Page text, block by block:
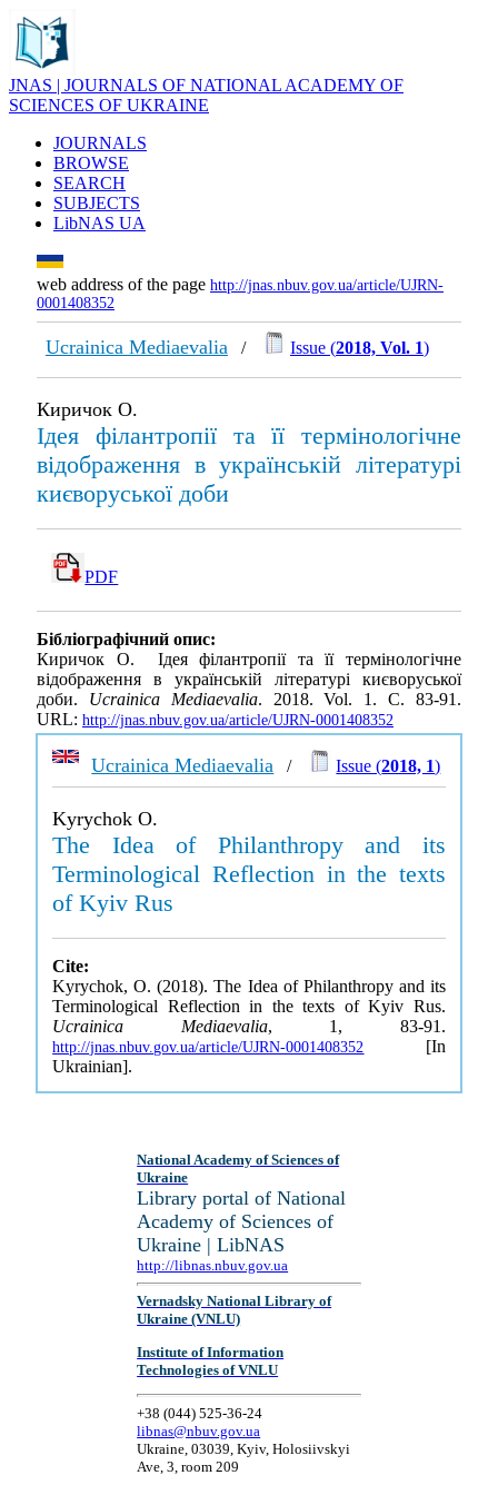
JNAS | JOURNALS OF NATIONAL ACADEMY OF
SCIENCES OF UKRAINE
JOURNALS
BROWSE
SEARCH
SUBJECTS
LibNAS UA
web address of the page http://jnas.nbuv.gov.ua/article/UJRN-
0001408352
Ucrainica Mediaevalia / Issue (2018, Vol. 1)
Киричок О.
Ідея філантропії та її термінологічне
відображення в українській літературі
києворуської доби
PDF
Бібліографічний опис:
Киричок О. Ідея філантропії та її термінологічне
відображення в українській літературі києворуської
доби. Ucrainica Mediaevalia. 2018. Vol. 1. С. 83-91.
URL: http://jnas.nbuv.gov.ua/article/UJRN-0001408352
Ucrainica Mediaevalia / Issue (2018, 1)
Kyrychok O.
The Idea of Philanthropy and its
Terminological Reflection in the texts
of Kyiv Rus
Cite:
Kyrychok, O. (2018). The Idea of Philanthropy and its
Terminological Reflection in the texts of Kyiv Rus.
Ucrainica Mediaevalia, 1, 83-91.
http://jnas.nbuv.gov.ua/article/UJRN-0001408352 [In
Ukrainian].
National Academy of Sciences of
Ukraine
Library portal of National
Academy of Sciences of
Ukraine | LibNAS
http://libnas.nbuv.gov.ua
Vernadsky National Library of
Ukraine (VNLU)
Institute of Information
Technologies of VNLU
+38 (044) 525-36-24
libnas@nbuv.gov.ua
Ukraine, 03039, Kyiv, Holosiivskyi
Ave, 3, room 209